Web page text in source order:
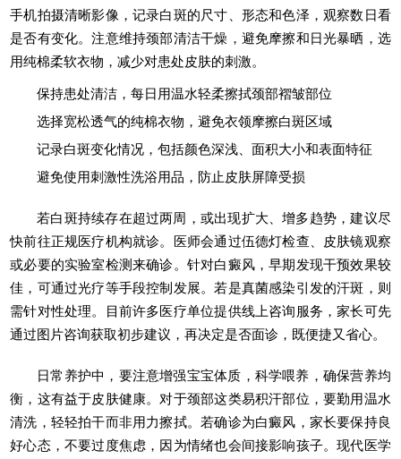
手机拍摄清晰影像，记录白斑的尺寸、形态和色泽，观察数日看
是否有变化。注意维持颈部清洁干燥，避免摩擦和日光暴晒，选
用纯棉柔软衣物，减少对患处皮肤的刺激。
保持患处清洁，每日用温水轻柔擦拭颈部褶皱部位
选择宽松透气的纯棉衣物，避免衣领摩擦白斑区域
记录白斑变化情况，包括颜色深浅、面积大小和表面特征
避免使用刺激性洗浴用品，防止皮肤屏障受损
若白斑持续存在超过两周，或出现扩大、增多趋势，建议尽
快前往正规医疗机构就诊。医师会通过伍德灯检查、皮肤镜观察
或必要的实验室检测来确诊。针对白癜风，早期发现干预效果较
佳，可通过光疗等手段控制发展。若是真菌感染引发的汗斑，则
需针对性处理。目前许多医疗单位提供线上咨询服务，家长可先
通过图片咨询获取初步建议，再决定是否面诊，既便捷又省心。
日常养护中，要注意增强宝宝体质，科学喂养，确保营养均
衡，这有益于皮肤健康。对于颈部这类易积汗部位，要勤用温水
清洗，轻轻拍干而非用力擦拭。若确诊为白癜风，家长要保持良
好心态，不要过度焦虑，因为情绪也会间接影响孩子。现代医学